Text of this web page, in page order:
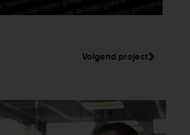
Volgend project